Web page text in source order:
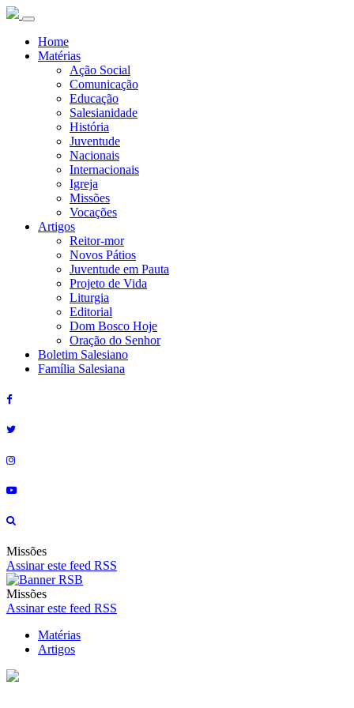
Home
Matérias
Ação Social
Comunicação
Educação
Salesianidade
História
Juventude
Nacionais
Internacionais
Igreja
Missões
Vocações
Artigos
Reitor-mor
Novos Pátios
Juventude em Pauta
Projeto de Vida
Liturgia
Editorial
Dom Bosco Hoje
Oração do Senhor
Boletim Salesiano
Família Salesiana
Missões
Assinar este feed RSS
Missões
Assinar este feed RSS
Matérias
Artigos